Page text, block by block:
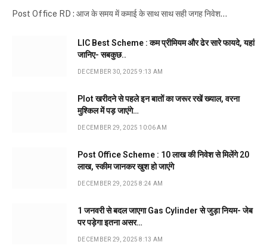
Post Office RD : आज के समय में कमाई के साथ साथ सही जगह निवेश…
LIC Best Scheme : कम प्रीमियम और ढेर सारे फायदे, यहां
जानिए- सबकुछ..
DECEMBER 30, 2025 9:13 AM
Plot खरीदने से पहले इन बातों का जरूर रखें ख्याल, वरना
मुश्किल में पड़ जाएंगे…
DECEMBER 29, 2025 10:06 AM
Post Office Scheme : 10 लाख की निवेश से मिलेंगे 20
लाख, स्कीम जानकर खुश हो जाएंगे
DECEMBER 29, 2025 8:24 AM
1 जनवरी से बदल जाएगा Gas Cylinder से जुड़ा नियम- जेब
पर पड़ेगा इतना असर…
DECEMBER 29, 2025 8:13 AM